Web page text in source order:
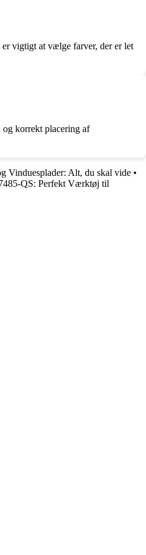
vigtigt at vælge farver, der er let
korrekt placering af
Vinduesplader: Alt, du skal vide •
QS: Perfekt Værktøj til